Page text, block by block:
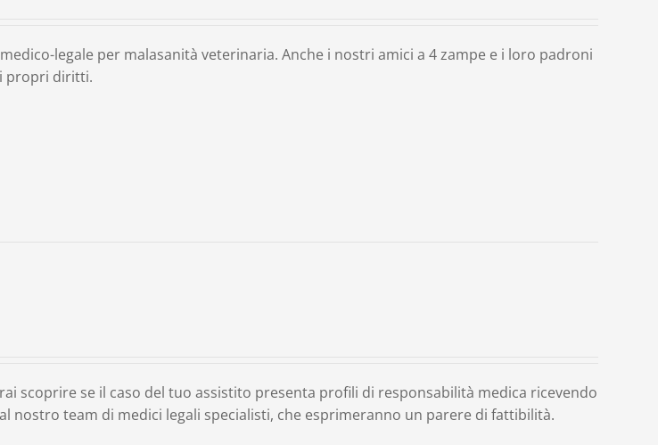
legale per malasanità veterinaria. Anche i nostri amici a 4 zampe e i loro padroni
propri diritti.
scoprire se il caso del tuo assistito presenta profili di responsabilità medica ricevendo
nostro team di medici legali specialisti, che esprimeranno un parere di fattibilità.